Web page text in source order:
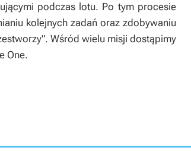
podczas lotu. Po tym procesie
kolejnych zadań oraz zdobywaniu
Wśród wielu misji dostąpimy
One.